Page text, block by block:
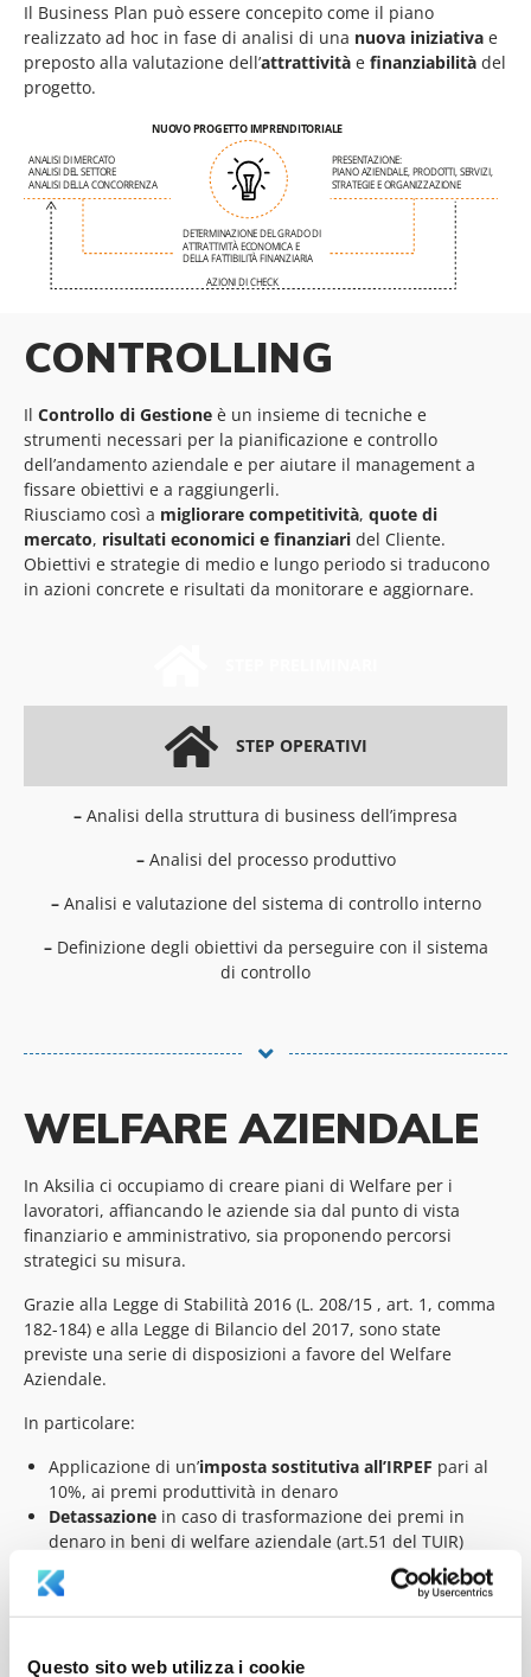
Questo sito web utilizza i cookie
Il Business Plan può essere concepito come il piano
realizzato ad hoc in fase di analisi di una nuova iniziativa e
preposto alla valutazione dell’attrattività e finanziabilità del
progetto.
CONTROLLING
Il Controllo di Gestione è un insieme di tecniche e
strumenti necessari per la pianificazione e controllo
dell’andamento aziendale e per aiutare il management a
fissare obiettivi e a raggiungerli.
Riusciamo così a migliorare competitività, quote di
mercato, risultati economici e finanziari del Cliente.
Obiettivi e strategie di medio e lungo periodo si traducono
in azioni concrete e risultati da monitorare e aggiornare.
STEP OPERATIVI
– Analisi della struttura di business dell’impresa
–Analisi del processo produttivo
–Analisi e valutazione del sistema di controllo interno
–Definizione degli obiettivi da perseguire con il sistema
di controllo
WELFARE AZIENDALE
In Aksilia ci occupiamo di creare piani di Welfare per i
lavoratori, affiancando le aziende sia dal punto di vista
finanziario e amministrativo, sia proponendo percorsi
strategici su misura.
Grazie alla Legge di Stabilità 2016 (L. 208/15 , art. 1, comma
182-184) e alla Legge di Bilancio del 2017, sono state
previste una serie di disposizioni a favore del Welfare
Aziendale.
In particolare:
Applicazione di un’imposta sostitutiva all’IRPEF pari al
10%, ai premi produttività in denaro
Detassazione in caso di trasformazione dei premi in
denaro in beni di welfare aziendale (art.51 del TUIR)
Innalzamento a 80.000 euro
della soglia di reddito del
dipendente come limite massimo per godere del
beneficio fiscale (Legge di Bilancio 2017)